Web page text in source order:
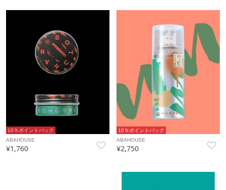
10％ポイントバック
ABAHOUSE
¥1,760
10％ポイントバック
ABAHOUSE
¥2,750